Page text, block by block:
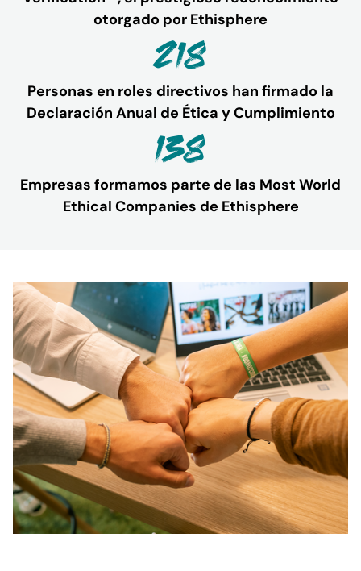
otorgado por Ethisphere
218
Personas en roles directivos han firmado la
Declaración Anual de Ética y Cumplimiento
138
Empresas formamos parte de las Most World
Ethical Companies de Ethisphere